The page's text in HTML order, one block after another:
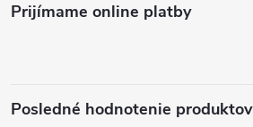
Prijímame online platby
Posledné hodnotenie produktov